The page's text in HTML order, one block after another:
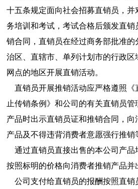
十五条规定面向社会招募直销员，并
务培训和考试，考试合格后颁发直销
销合同，直销员在经过商务部批准的
治区、直辖市、单列计划市的行政区
网点的地区开展直销活动。
直销员开展推销活动应严格遵照《
止传销条例》和公司的有关直销员
产品时出示直销员证和推销合同，
产品及不得违背消费者意愿强行推销
通过直销员直接出售的本公司产品
按照标明的价格向消费者推销产品并
公司支付给直销员的报酬按照直销